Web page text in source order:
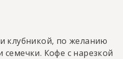
клубникой, по желанию
семечки. Кофе с нарезкой